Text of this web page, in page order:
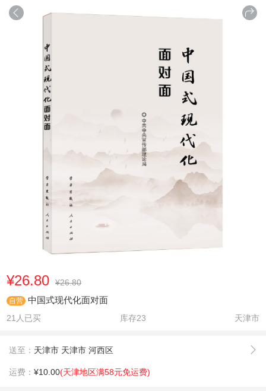
商品
¥26.80 ¥26.80
自营 中国式现代化面对面
21人已买 库存23 天津市
送至： 天津市 天津市 河西区
运费： ¥10.00(天津地区满58元免运费)